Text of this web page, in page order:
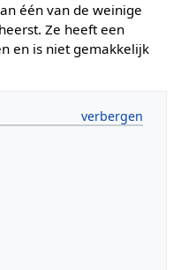
één van de weinige
Ze heeft een
en is niet gemakkelijk